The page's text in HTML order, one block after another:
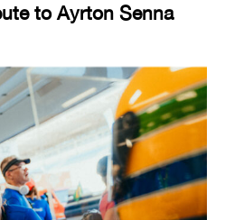
to Ayrton Senna